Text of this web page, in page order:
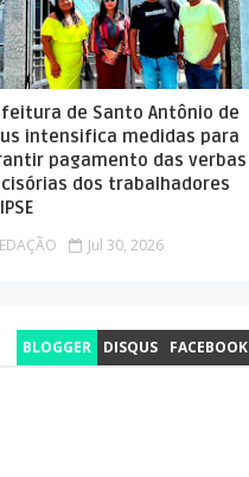
de Santo Antônio de
intensifica medidas para
pagamento das verbas
dos trabalhadores
Jul 30, 2026
BLOGGER DISQUS FACEBOOK